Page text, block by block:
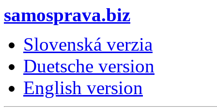
samosprava.biz
Slovenská verzia
Duetsche version
English version